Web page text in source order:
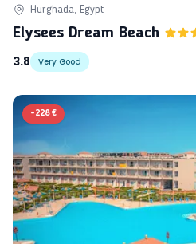
Hurghada, Egypt
Elysees Dream Beach
3.8
Very Good
-228 €